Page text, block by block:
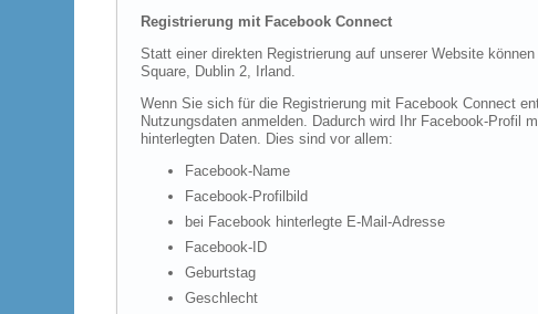
Registrierung mit Facebook Connect
Statt einer direkten Registrierung auf unserer Website
Square, Dublin 2, Irland.
Wenn Sie sich für die Registrierung mit Facebook Connect
Nutzungsdaten anmelden. Dadurch wird Ihr Facebook-Profil
hinterlegten Daten. Dies sind vor allem:
Facebook-Name
Facebook-Profilbild
bei Facebook hinterlegte E-Mail-Adresse
Facebook-ID
Geburtstag
Geschlecht